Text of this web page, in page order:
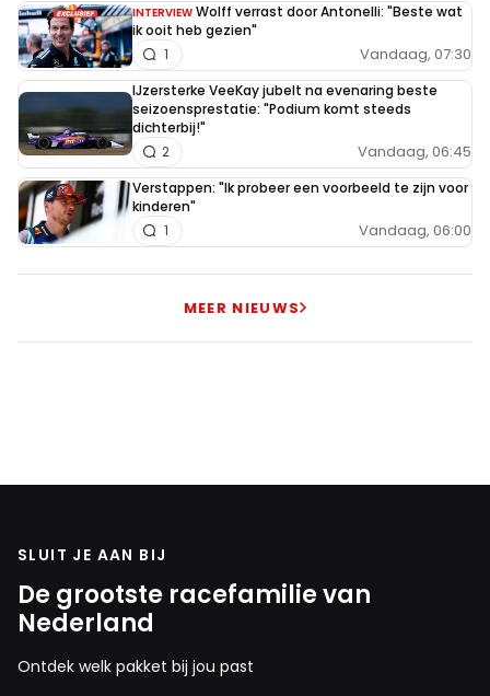
INTERVIEW Wolff verrast door Antonelli: "Beste wat
ik ooit heb gezien"
Vandaag, 07:30
1
IJzersterke VeeKay jubelt na evenaring beste
seizoensprestatie: "Podium komt steeds
dichterbij!"
Vandaag, 06:45
2
Verstappen: "Ik probeer een voorbeeld te zijn voor
kinderen"
Vandaag, 06:00
1
MEER NIEUWS
SLUIT JE AAN BIJ
De grootste racefamilie van
Nederland
Ontdek welk pakket bij jou past